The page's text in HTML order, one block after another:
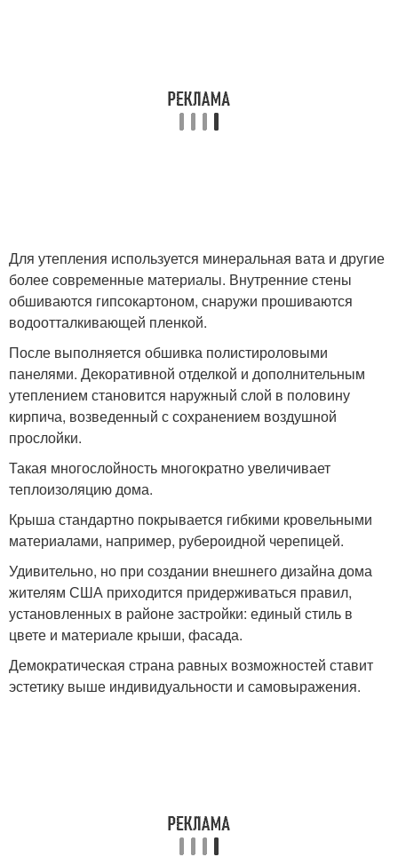
Для утепления используется минеральная вата и другие
более современные материалы. Внутренние стены
обшиваются гипсокартоном, снаружи прошиваются
водоотталкивающей пленкой.
После выполняется обшивка полистироловыми
панелями. Декоративной отделкой и дополнительным
утеплением становится наружный слой в половину
кирпича, возведенный с сохранением воздушной
прослойки.
Такая многослойность многократно увеличивает
теплоизоляцию дома.
Крыша стандартно покрывается гибкими кровельными
материалами, например, рубероидной черепицей.
Удивительно, но при создании внешнего дизайна дома
жителям США приходится придерживаться правил,
установленных в районе застройки: единый стиль в
цвете и материале крыши, фасада.
Демократическая страна равных возможностей ставит
эстетику выше индивидуальности и самовыражения.